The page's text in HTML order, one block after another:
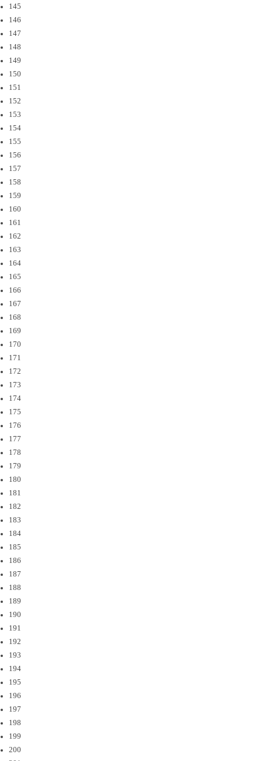
145
146
147
148
149
150
151
152
153
154
155
156
157
158
159
160
161
162
163
164
165
166
167
168
169
170
171
172
173
174
175
176
177
178
179
180
181
182
183
184
185
186
187
188
189
190
191
192
193
194
195
196
197
198
199
200